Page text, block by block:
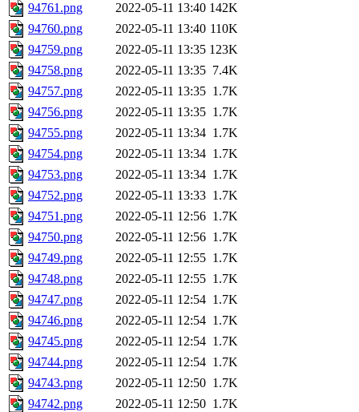
94761.png
2022-05-11 13:40 142K
94760.png
2022-05-11 13:40 110K
94759.png
2022-05-11 13:35 123K
94758.png
2022-05-11 13:35 7.4K
94757.png
2022-05-11 13:35 1.7K
94756.png
2022-05-11 13:35 1.7K
94755.png
2022-05-11 13:34 1.7K
94754.png
2022-05-11 13:34 1.7K
94753.png
2022-05-11 13:34 1.7K
94752.png
2022-05-11 13:33 1.7K
94751.png
2022-05-11 12:56 1.7K
94750.png
2022-05-11 12:56 1.7K
94749.png
2022-05-11 12:55 1.7K
94748.png
2022-05-11 12:55 1.7K
94747.png
2022-05-11 12:54 1.7K
94746.png
2022-05-11 12:54 1.7K
94745.png
2022-05-11 12:54 1.7K
94744.png
2022-05-11 12:54 1.7K
94743.png
2022-05-11 12:50 1.7K
94742.png
2022-05-11 12:50 1.7K